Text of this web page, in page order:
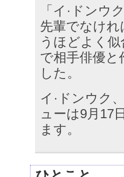
「イ·ドンウ
先輩でなけ
うほどよく
で相手俳優
した。
イ·ドンウク
ューは9月17
ます。